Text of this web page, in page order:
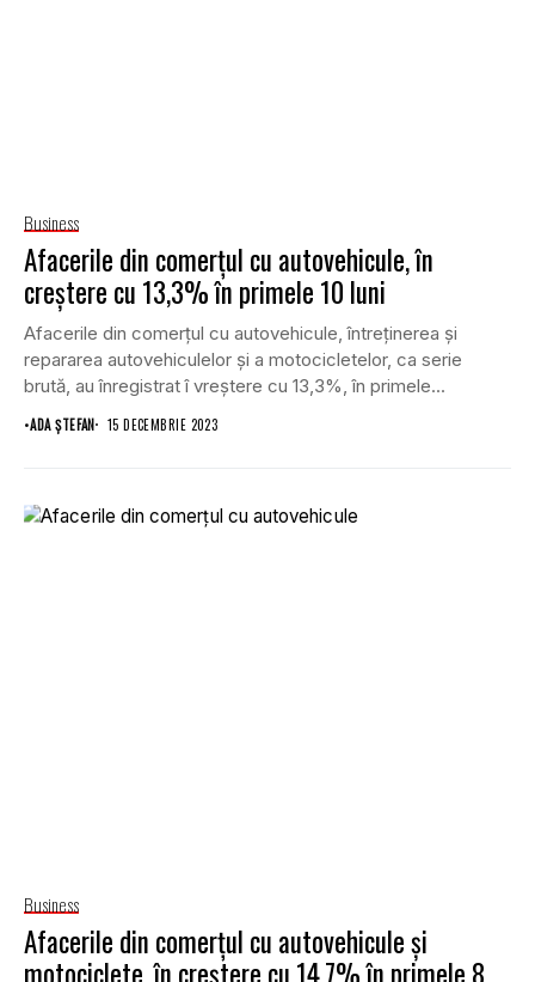
Business
Afacerile din comerțul cu autovehicule, în
creștere cu 13,3% în primele 10 luni
Afacerile din comerțul cu autovehicule, întreţinerea şi
repararea autovehiculelor şi a motocicletelor, ca serie
brută, au înregistrat î vreștere cu 13,3%, în primele...
•ADA ȘTEFAN 15 DECEMBRIE 2023
Business
Afacerile din comerţul cu autovehicule și
motociclete, în creștere cu 14,7% în primele 8